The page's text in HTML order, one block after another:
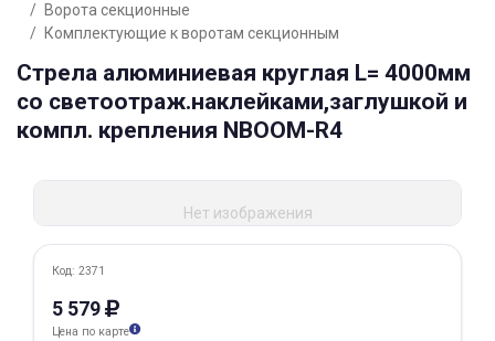
Ворота секционные
Комплектующие к воротам секционным
Стрела алюминиевая круглая L= 4000мм
со светоотраж.наклейками,заглушкой и
компл. крепления NBOOM-R4
Нет изображения
Код: 2371
5 579
Цена по карте
Разбейте
оплатуна части
без переплат
График платежей
25%